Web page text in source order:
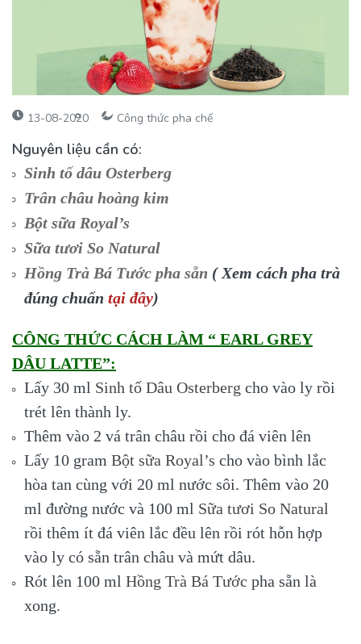
13-08-2020 Công thức pha chế
Nguyên liệu cần có:
Sinh tố dâu Osterberg
Trân châu hoàng kim
Bột sữa Royal’s
Sữa tươi So Natural
Hồng Trà Bá Tước pha sẵn ( Xem cách pha trà
đúng chuẩn tại đây)
CÔNG THỨC CÁCH LÀM “ EARL GREY
DÂU LATTE”:
Lấy 30 ml Sinh tố Dâu Osterberg cho vào ly rồi
trét lên thành ly.
Thêm vào 2 vá trân châu rồi cho đá viên lên
Lấy 10 gram Bột sữa Royal’s cho vào bình lắc
hòa tan cùng với 20 ml nước sôi. Thêm vào 20
ml đường nước và 100 ml Sữa tươi So Natural
rồi thêm ít đá viên lắc đều lên rồi rót hỗn hợp
vào ly có sẵn trân châu và mứt dâu.
Rót lên 100 ml Hồng Trà Bá Tước pha sẵn là
xong.